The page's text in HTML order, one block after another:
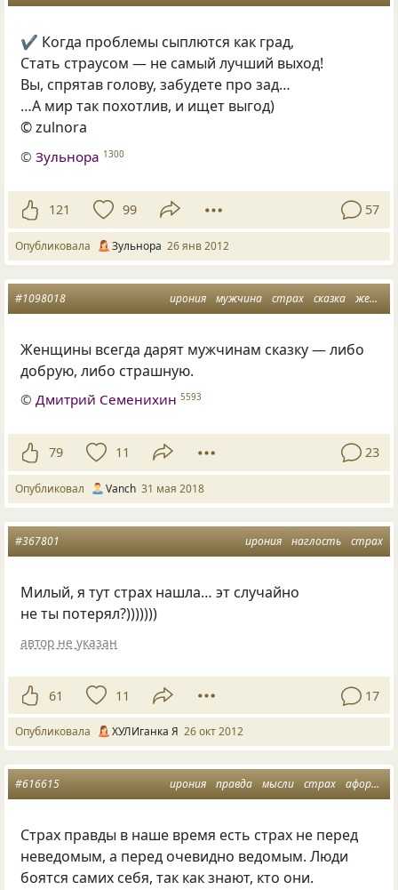
✔ Когда проблемы сыплются как град,
Стать страусом — не самый лучший выход!
Вы, спрятав голову, забудете про зад…
…А мир так похотлив, и ищет выгод)
© zulnora
©Зульнора 1300
121 99 57
Опубликовала Зульнора 26 янв 2012
ирония мужчина страх сказка женщина
#1098018
Женщины всегда дарят мужчинам сказку — либо
добрую, либо страшную.
©Дмитрий Семенихин 5593
79 11 23
Опубликовал Vanch 31 мая 2018
ирония наглость страх
#367801
Милый, я тут страх нашла… эт случайно
не ты потерял?)))))))
автор не указан
61 11 17
Опубликовала ХУЛИганка Я 26 окт 2012
ирония правда мысли страх афоризм
#616615
Страх правды в наше время есть страх не перед
неведомым, а перед очевидно ведомым. Люди
боятся самих себя, так как знают, кто они.